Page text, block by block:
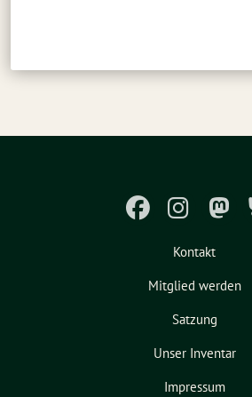
Kontakt
Mitglied werden
Satzung
Unser Inventar
Impressum